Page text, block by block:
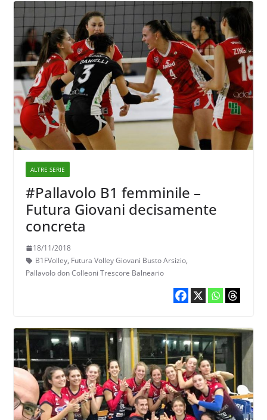
ALTRE SERIE
#Pallavolo B1 femminile –
Futura Giovani decisamente
concreta
18/11/2018
B1FVolley, Futura Volley Giovani Busto Arsizio,
Pallavolo don Colleoni Trescore Balneario